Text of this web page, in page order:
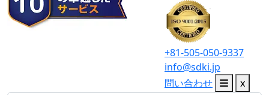
+81-505-050-9337
info@sdki.jp
問い合わせ
x